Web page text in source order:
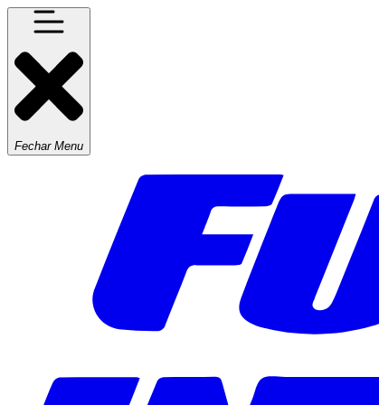
Fechar Menu